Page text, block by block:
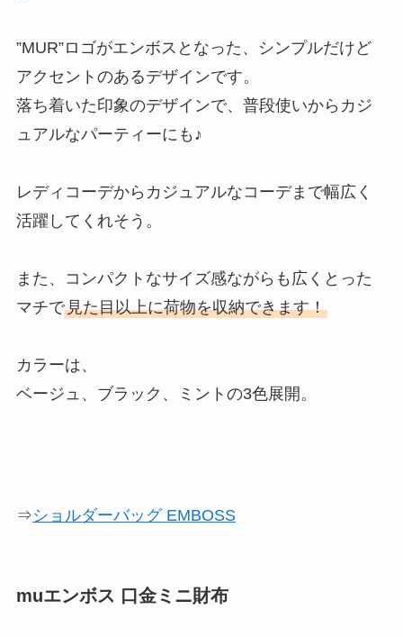
”MUR”ロゴがエンボスとなった、シンプルだけど
アクセントのあるデザインです。
落ち着いた印象のデザインで、普段使いからカジ
ュアルなパーティーにも♪
レディコーデからカジュアルなコーデまで幅広く
活躍してくれそう。
また、コンパクトなサイズ感ながらも広くとった
マチで見た目以上に荷物を収納できます！
カラーは、
ベージュ、ブラック、ミントの3色展開。
⇒ショルダーバッグ EMBOSS
muエンボス 口金ミニ財布